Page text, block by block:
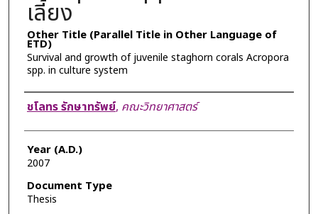
เลี้ยง
Other Title (Parallel Title in Other Language of
ETD)
Survival and growth of juvenile staghorn corals Acropora
spp. in culture system
Author
ชโลทร รักษาทรัพย์, คณะวิทยาศาสตร์
Year (A.D.)
2007
Document Type
Thesis